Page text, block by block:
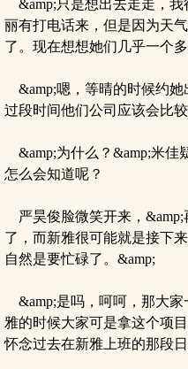
&amp;只是想出去走走，我
丽有打电话来，但是因为天
了。现在想想她们几乎一个
&amp;嗯，等晴的时候约她
过段时间他们公司应该会比
&amp;为什么？&amp;米佳
怎么会知道呢？
严昊俊脸微笑开来，&amp;
了，而新雅很可能就是接下
自然是要忙碌了。&amp;
&amp;是吗，呵呵，那大家
雅的时候大家可是拿这个项
怀念过去在新雅上班的那段日